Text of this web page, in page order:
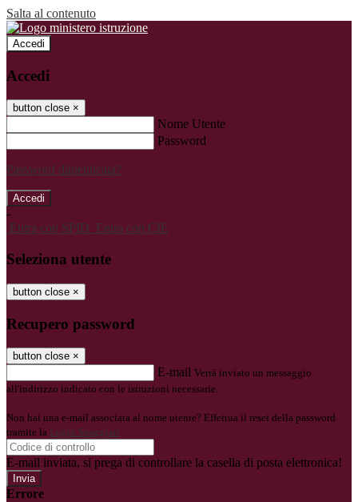
Salta al contenuto
Accedi
Accedi
button close ×
Nome Utente
Password
Password dimenticata?
-
Entra con SPID Entra con CIE
Seleziona utente
button close ×
Recupero password
button close ×
E-mail Verrà inviato un messaggio
all'indirizzo indicato con le istruzioni necessarie.
Non hai una e-mail associata al nome utente? Effettua il reset della password
tramite la Login Spaggiari
E-mail inviata, si prega di controllare la casella di posta elettronica!
Errore